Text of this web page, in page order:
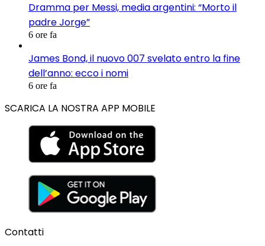
Dramma per Messi, media argentini: “Morto il
padre Jorge”
6 ore fa
James Bond, il nuovo 007 svelato entro la fine
dell’anno: ecco i nomi
6 ore fa
SCARICA LA NOSTRA APP MOBILE
Contatti